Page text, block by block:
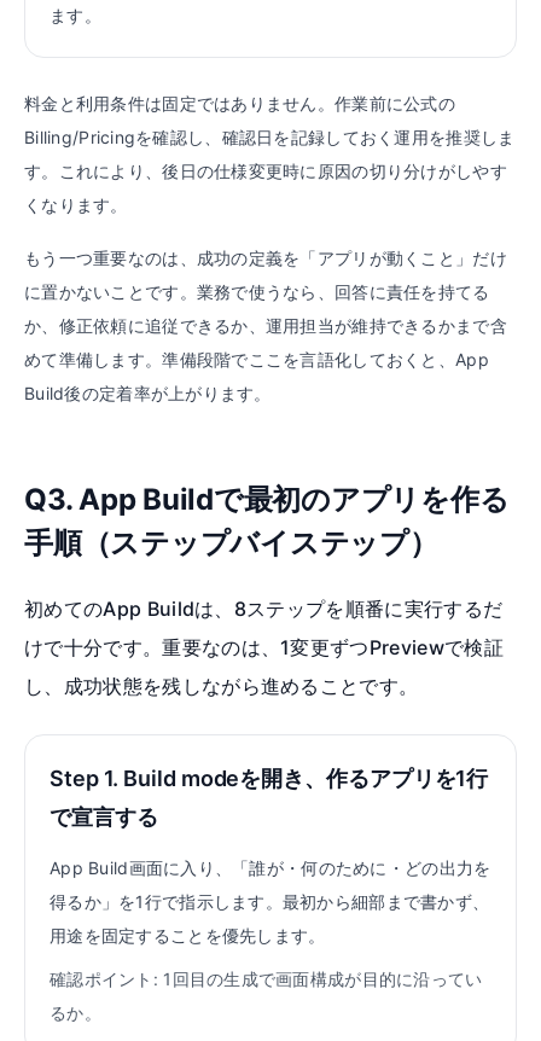
ます。
料金と利用条件は固定ではありません。作業前に公式の
Billing/Pricingを確認し、確認日を記録しておく運用を推奨しま
す。これにより、後日の仕様変更時に原因の切り分けがしやす
くなります。
もう一つ重要なのは、成功の定義を「アプリが動くこと」だけ
に置かないことです。業務で使うなら、回答に責任を持てる
か、修正依頼に追従できるか、運用担当が維持できるかまで含
めて準備します。準備段階でここを言語化しておくと、App
Build後の定着率が上がります。
Q3. App Buildで最初のアプリを作る
手順（ステップバイステップ）
初めてのApp Buildは、8ステップを順番に実行するだ
けで十分です。重要なのは、1変更ずつPreviewで検証
し、成功状態を残しながら進めることです。
Step 1. Build modeを開き、作るアプリを1行
で宣言する
App Build画面に入り、「誰が・何のために・どの出力を
得るか」を1行で指示します。最初から細部まで書かず、
用途を固定することを優先します。
確認ポイント: 1回目の生成で画面構成が目的に沿ってい
るか。